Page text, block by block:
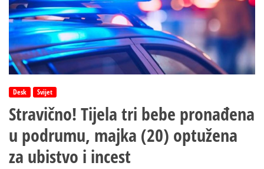
Desk Svijet
Stravično! Tijela tri bebe pronađena
u podrumu, majka (20) optužena
za ubistvo i incest